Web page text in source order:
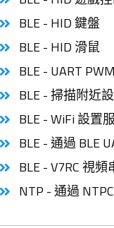
BLE - HID 鍵盤
BLE - HID 滑鼠
BLE - UART
BLE - 掃描附近
BLE - WiFi 設置
BLE - 通過 BLE
BLE - V7RC 視頻
NTP - 通過